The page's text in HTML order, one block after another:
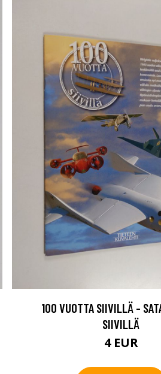
100 VUOTTA SIIVILLÄ -
SIIVILLÄ
4 EUR